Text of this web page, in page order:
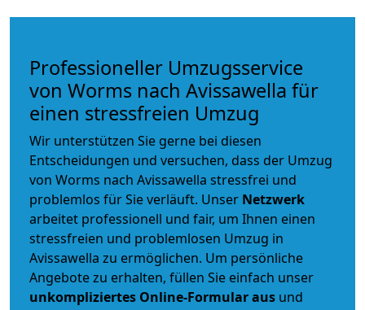
Professioneller Umzugsservice
von Worms nach Avissawella für
einen stressfreien Umzug
Wir unterstützen Sie gerne bei diesen
Entscheidungen und versuchen, dass der Umzug
von Worms nach Avissawella stressfrei und
problemlos für Sie verläuft. Unser Netzwerk
arbeitet professionell und fair, um Ihnen einen
stressfreien und problemlosen Umzug in
Avissawella zu ermöglichen. Um persönliche
Angebote zu erhalten, füllen Sie einfach unser
unkompliziertes Online-Formular aus und